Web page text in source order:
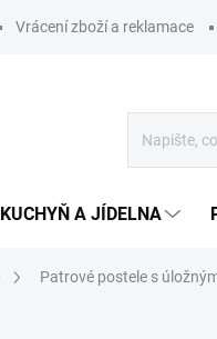
Vrácení zboží a reklamace
KUCHYŇ A JÍDELNA
Patrové postele s